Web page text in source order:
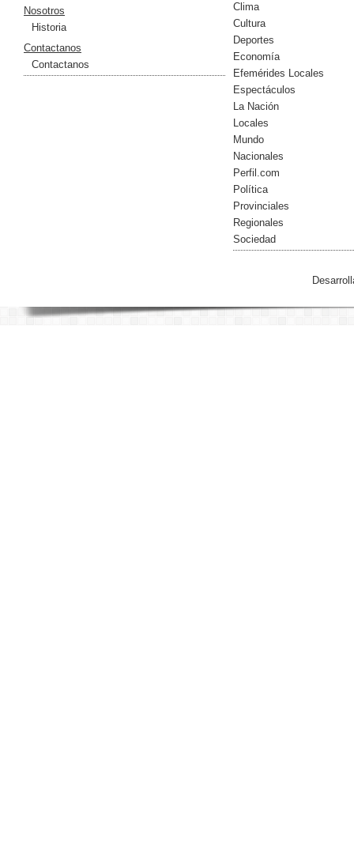
Nosotros
Historia
Contactanos
Contactanos
Clima
Cultura
Deportes
Economía
Efemérides Locales
Espectáculos
La Nación
Locales
Mundo
Nacionales
Perfil.com
Política
Provinciales
Regionales
Sociedad